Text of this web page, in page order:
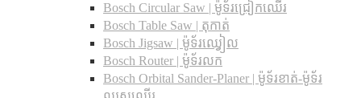
Bosch Circular Saw | ម៉ូទ័រជ្រៀកឈើរ
Bosch Table Saw | តុកាត់
Bosch Jigsaw | ម៉ូទ័រឈ្វៀល
Bosch Router | ម៉ូទ័រលក
Bosch Orbital Sander-Planer​ | ម៉ូទ័រខាត់-ម៉ូទ័រ